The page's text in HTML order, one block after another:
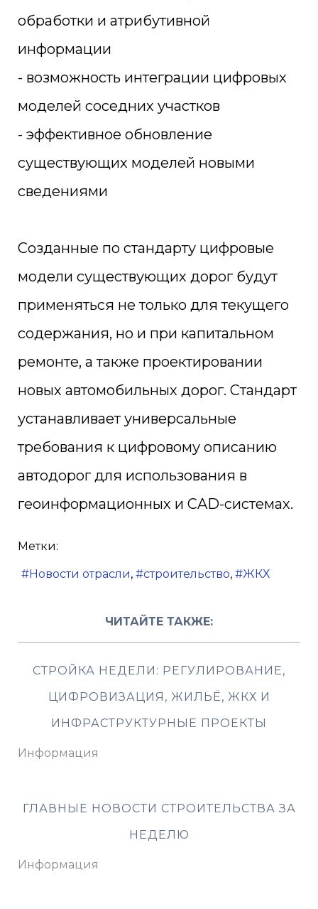
обработки и атрибутивной
информации
- возможность интеграции цифровых
моделей соседних участков
- эффективное обновление
существующих моделей новыми
сведениями
Созданные по стандарту цифровые
модели существующих дорог будут
применяться не только для текущего
содержания, но и при капитальном
ремонте, а также проектировании
новых автомобильных дорог. Стандарт
устанавливает универсальные
требования к цифровому описанию
автодорог для использования в
геоинформационных и CAD-системах.
Метки:
Новости отрасли строительство ЖКХ
ЧИТАЙТЕ ТАКЖЕ:
СТРОЙКА НЕДЕЛИ: РЕГУЛИРОВАНИЕ,
ЦИФРОВИЗАЦИЯ, ЖИЛЬЁ, ЖКХ И
ИНФРАСТРУКТУРНЫЕ ПРОЕКТЫ
Информация
ГЛАВНЫЕ НОВОСТИ СТРОИТЕЛЬСТВА ЗА
НЕДЕЛЮ
Информация